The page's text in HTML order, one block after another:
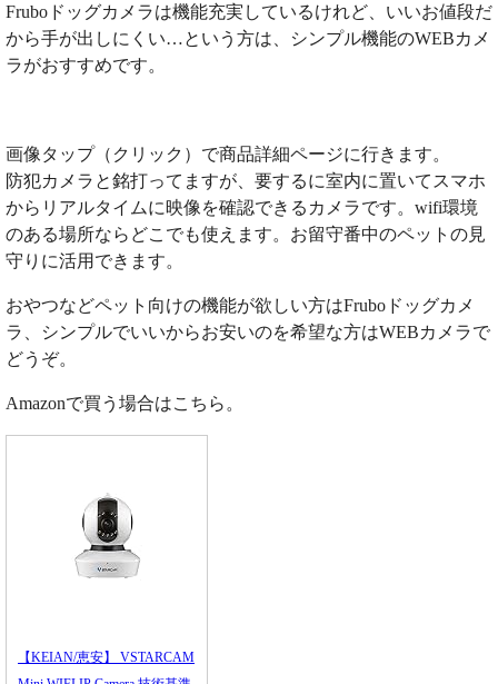
Fruboドッグカメラは機能充実しているけれど、いいお値段だ
から手が出しにくい…という方は、シンプル機能のWEBカメ
ラがおすすめです。
画像タップ（クリック）で商品詳細ページに行きます。
防犯カメラと銘打ってますが、要するに室内に置いてスマホ
からリアルタイムに映像を確認できるカメラです。wifi環境
のある場所ならどこでも使えます。お留守番中のペットの見
守りに活用できます。
おやつなどペット向けの機能が欲しい方はFruboドッグカメ
ラ、シンプルでいいからお安いのを希望な方はWEBカメラで
どうぞ。
Amazonで買う場合はこちら。
【KEIAN/恵安】 VSTARCAM